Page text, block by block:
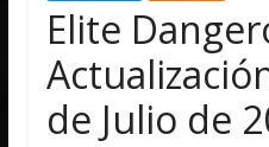
Elite
de Julio de